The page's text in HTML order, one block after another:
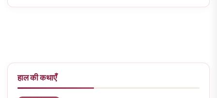
हाल की कथाएँ